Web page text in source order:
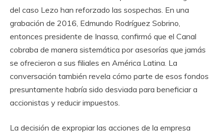
del caso Lezo han reforzado las sospechas. En una
grabación de 2016, Edmundo Rodríguez Sobrino,
entonces presidente de Inassa, confirmó que el Canal
cobraba de manera sistemática por asesorías que jamás
se ofrecieron a sus filiales en América Latina. La
conversación también revela cómo parte de esos fondos
presuntamente habría sido desviada para beneficiar a
accionistas y reducir impuestos.
La decisión de expropiar las acciones de la empresa